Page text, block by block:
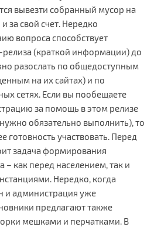
вывезти собранный мусор на
за свой счет. Нередко
вопроса способствует
релиза (краткой информации) до
разослать по общедоступным
на их сайтах) и по
сетях. Если вы пообещаете
за помощь в этом релизе
обязательно выполнить), то
готовность участвовать. Перед
задача формирования
как перед населением, так и
Нередко, когда
и администрация уже
предлагают также
мешками и перчатками. В